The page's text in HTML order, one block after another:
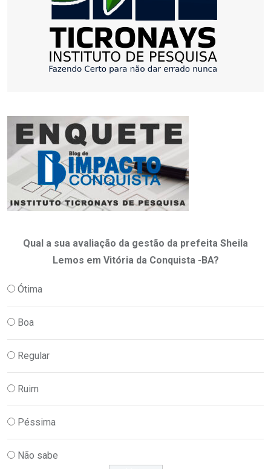
Qual a sua avaliação da gestão da prefeita Sheila
Lemos em Vitória da Conquista -BA?
Ótima
Boa
Regular
Ruim
Péssima
Não sabe